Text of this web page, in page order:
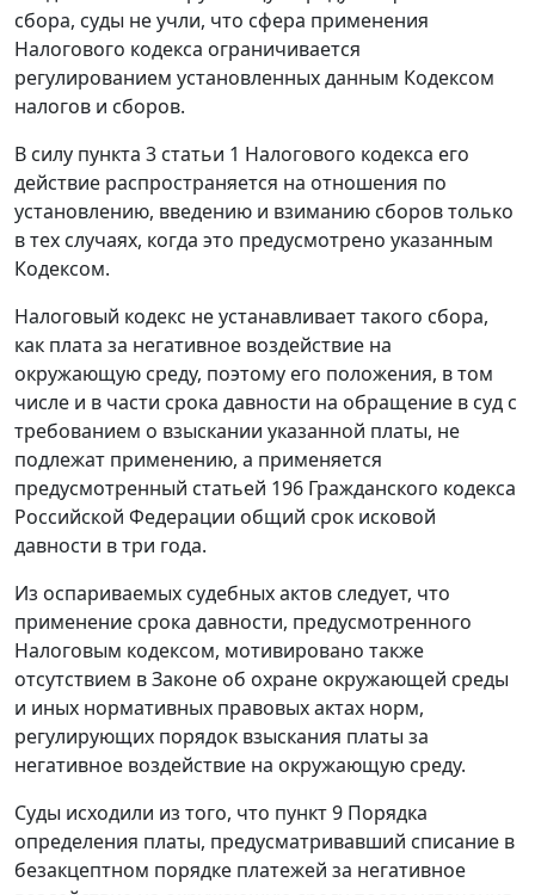
сбора, суды не учли, что сфера применения
Налогового кодекса ограничивается
регулированием установленных данным Кодексом
налогов и сборов.
В силу пункта 3 статьи 1 Налогового кодекса его
действие распространяется на отношения по
установлению, введению и взиманию сборов только
в тех случаях, когда это предусмотрено указанным
Кодексом.
Налоговый кодекс не устанавливает такого сбора,
как плата за негативное воздействие на
окружающую среду, поэтому его положения, в том
числе и в части срока давности на обращение в суд с
требованием о взыскании указанной платы, не
подлежат применению, а применяется
предусмотренный статьей 196 Гражданского кодекса
Российской Федерации общий срок исковой
давности в три года.
Из оспариваемых судебных актов следует, что
применение срока давности, предусмотренного
Налоговым кодексом, мотивировано также
отсутствием вЗаконе об охране окружающей среды
и иных нормативных правовых актах норм,
регулирующих порядок взыскания платы за
негативное воздействие на окружающую среду.
Суды исходили из того, что пункт 9 Порядка
определения платы, предусматривавший списание в
безакцептном порядке платежей за негативное